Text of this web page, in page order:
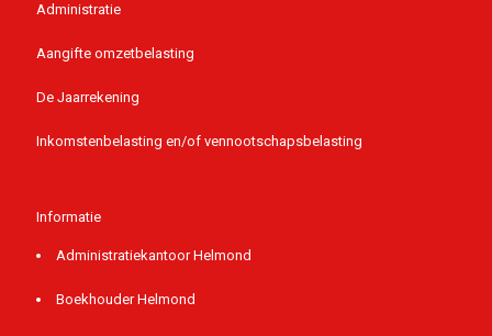
Administratie
Aangifte omzetbelasting
De Jaarrekening
Inkomstenbelasting en/of vennootschapsbelasting
Informatie
Administratiekantoor Helmond
Boekhouder Helmond